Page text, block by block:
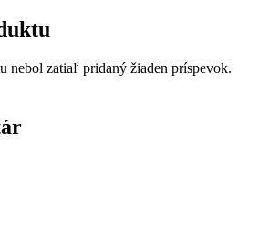
nebol zatiaľ pridaný žiaden príspevok.